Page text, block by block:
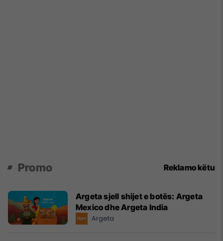
Promo Reklamo këtu
Argeta sjell shijet e botës: Argeta
Mexico dhe Argeta India
Argeta